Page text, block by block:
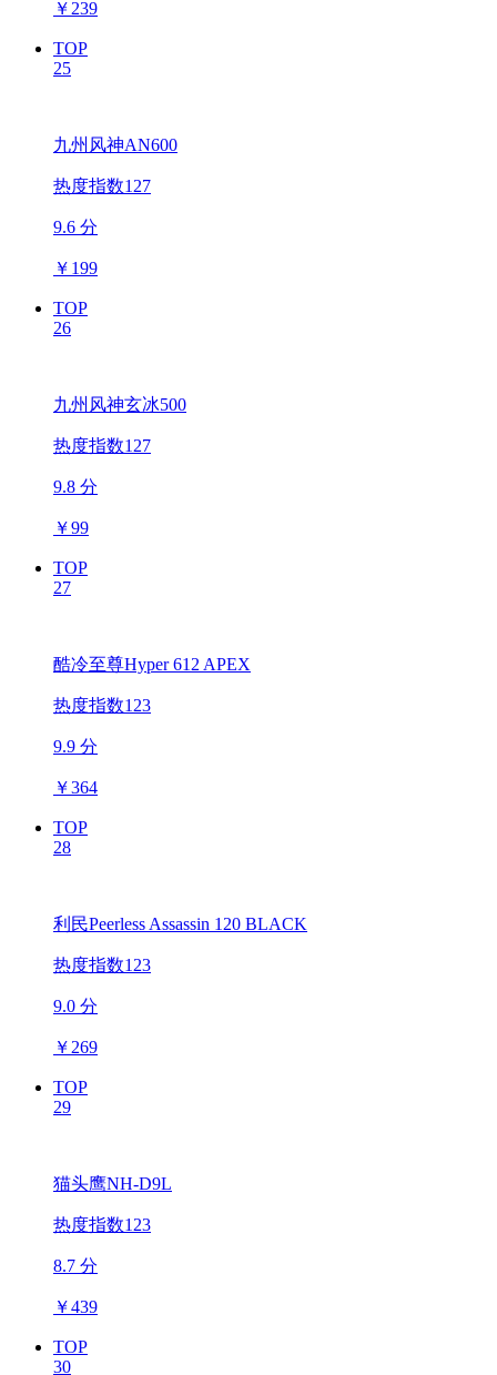
￥ 239
TOP
25
九州风神AN600
热度指数127
9.6 分
￥ 199
TOP
26
九州风神玄冰500
热度指数127
9.8 分
￥99
TOP
27
酷冷至尊Hyper 612 APEX
热度指数123
9.9 分
￥364
TOP
28
利民Peerless Assassin 120 BLACK
热度指数123
9.0 分
￥ 269
TOP
29
猫头鹰NH-D9L
热度指数123
8.7 分
￥439
TOP
30